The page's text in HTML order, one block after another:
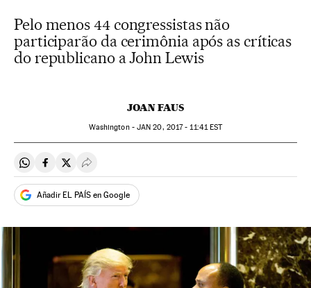
Pelo menos 44 congressistas não
participarão da cerimônia após as críticas
do republicano a John Lewis
JOAN FAUS
Washington - JAN 20, 2017 - 11:41EST
Compartir en Whatsapp
Compartir en Facebook
Compartir en Twitter
Desplegar Redes Sociales
Añadir EL PAÍS en Google